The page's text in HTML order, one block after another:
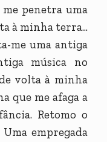
me penetra uma
à minha terra...
me uma antiga
música no
volta à minha
que me afaga a
Retomo o
empregada